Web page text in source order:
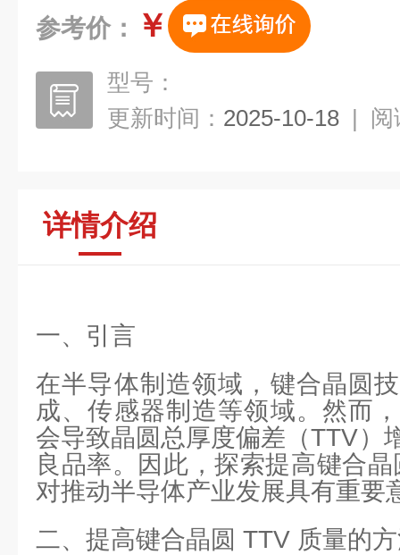
参考价： ￥
型号：
更新时间： 2025-10-18 | 阅
详情介绍
一、引言
在半导体制造领域，键合晶圆
成、传感器制造等领域。然而
会导致晶圆总厚度偏差（TTV）
良品率。因此，探索提高键合
对推动半导体产业发展具有重要
二、提高键合晶圆 TTV 质量的